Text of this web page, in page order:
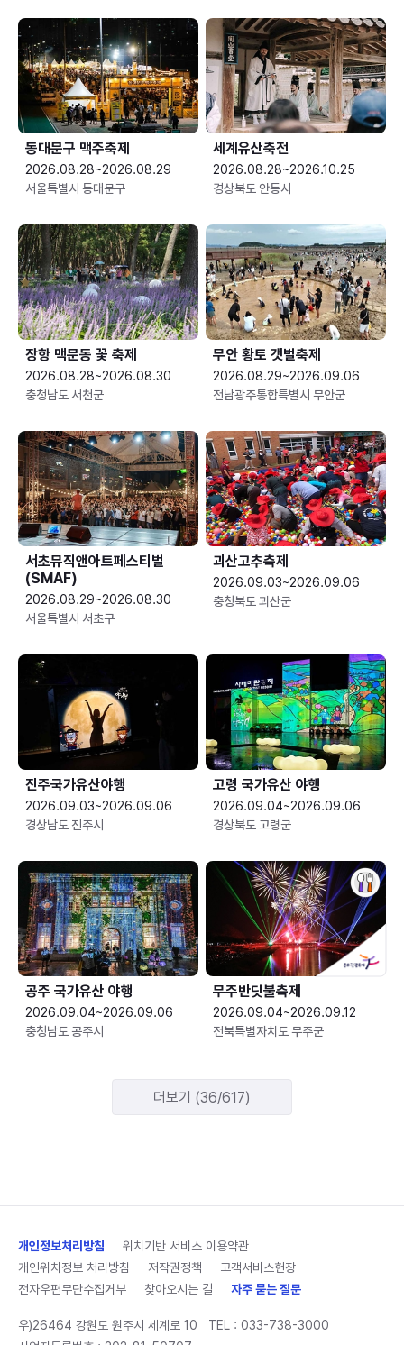
동대문구 맥주축제
2026.08.28~2026.08.29
서울특별시 동대문구
세계유산축전
2026.08.28~2026.10.25
경상북도 안동시
장항 맥문동 꽃 축제
2026.08.28~2026.08.30
충청남도 서천군
무안 황토 갯벌축제
2026.08.29~2026.09.06
전남광주통합특별시 무안군
서초뮤직앤아트페스티벌
(SMAF)
2026.08.29~2026.08.30
서울특별시 서초구
괴산고추축제
2026.09.03~2026.09.06
충청북도 괴산군
진주국가유산야행
2026.09.03~2026.09.06
경상남도 진주시
고령 국가유산 야행
2026.09.04~2026.09.06
경상북도 고령군
공주 국가유산 야행
2026.09.04~2026.09.06
충청남도 공주시
무주반딧불축제
2026.09.04~2026.09.12
전북특별자치도 무주군
더보기 (36/617)
개인정보처리방침
위치기반 서비스 이용약관
개인위치정보 처리방침
저작권정책
고객서비스헌장
전자우편무단수집거부
찾아오시는 길 자주 묻는 질문
우)26464 강원도 원주시 세계로 10 TEL : 033-738-3000